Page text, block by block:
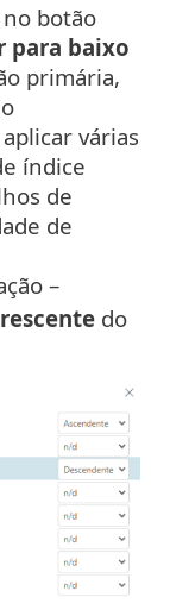
botão
para baixo
primária,
várias
índice
de
de
–
do